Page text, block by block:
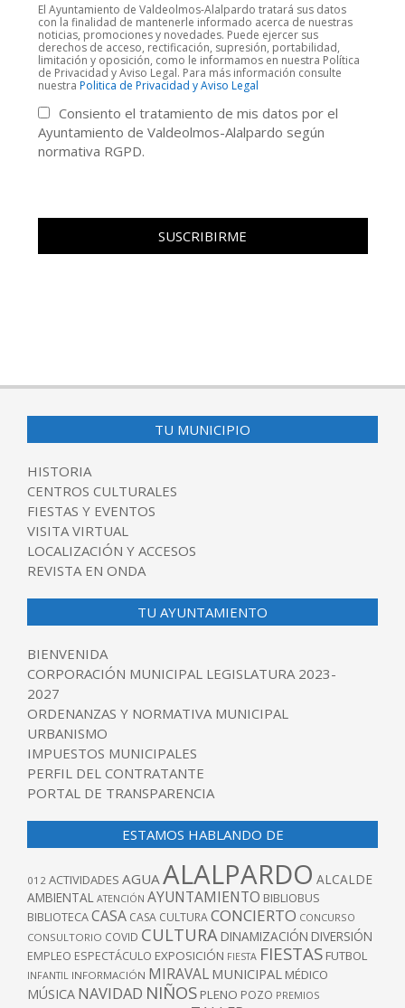
El Ayuntamiento de Valdeolmos-Alalpardo tratará sus datos
con la finalidad de mantenerle informado acerca de nuestras
noticias, promociones y novedades. Puede ejercer sus
derechos de acceso, rectificación, supresión, portabilidad,
limitación y oposición, como le informamos en nuestra Política
de Privacidad y Aviso Legal. Para más información consulte
nuestra Politica de Privacidad y Aviso Legal
Consiento el tratamiento de mis datos por el
Ayuntamiento de Valdeolmos-Alalpardo según
normativa RGPD.
TU MUNICIPIO
HISTORIA
CENTROS CULTURALES
FIESTAS Y EVENTOS
VISITA VIRTUAL
LOCALIZACIÓN Y ACCESOS
REVISTA EN ONDA
TU AYUNTAMIENTO
BIENVENIDA
CORPORACIÓN MUNICIPAL LEGISLATURA 2023-
2027
ORDENANZAS Y NORMATIVA MUNICIPAL
URBANISMO
IMPUESTOS MUNICIPALES
PERFIL DEL CONTRATANTE
PORTAL DE TRANSPARENCIA
ESTAMOS HABLANDO DE
012 ACTIVIDADES AGUA ALALPARDO ALCALDE
AMBIENTAL ATENCIÓN AYUNTAMIENTO BIBLIOBUS
BIBLIOTECACASA CASA CULTURACONCIERTO CONCURSO
CONSULTORIO COVID CULTURA DINAMIZACIÓN DIVERSIÓN
EMPLEO ESPECTÁCULO EXPOSICIÓN FIESTA FIESTAS FUTBOL
INFANTIL INFORMACIÓN MIRAVAL MUNICIPAL MÉDICO
MÚSICA NAVIDAD NIÑOS PLENO POZO PREMIOS